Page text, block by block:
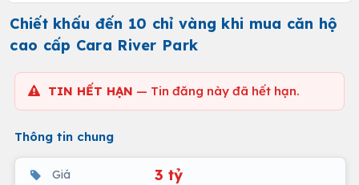
Chiết khấu đến 10 chỉ vàng khi mua căn hộ
cao cấp Cara River Park
TIN HẾT HẠN — Tin đăng này đã hết hạn.
Thông tin chung
Giá 3 tỷ